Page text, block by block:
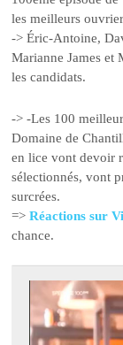
les meilleurs
-> Éric-Antoine,
Marianne James et
les candidats.
-> -Les 100
Domaine de
en lice vont devoir
sélectionnés, vont
surcrées.
=> Réactions sur
chance.